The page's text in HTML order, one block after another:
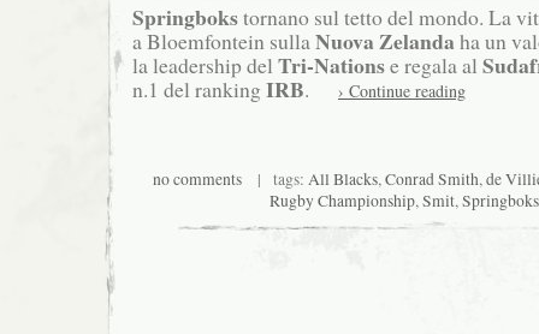
Springbokstornano sul tetto del mondo. La
a Bloemfontein sullaNuova Zelanda ha un
la leadership del Tri-Nationse regala al
n.1 del ranking IRB. › Continue reading
no comments| tags: All Blacks,Conrad Smith,de
Rugby Championship,Smit,Springboks